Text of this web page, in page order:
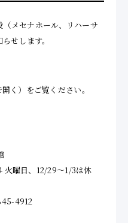
メセナホール、リハーサ
せします。
開く）をご覧ください。
曜日、12/29～1/3は休
4912